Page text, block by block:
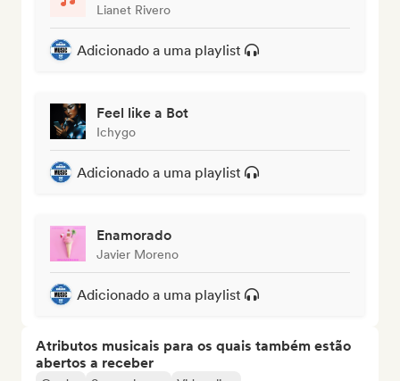
Lianet Rivero
Adicionado a uma playlist
Feel like a Bot
Ichygo
Adicionado a uma playlist
Enamorado
Javier Moreno
Adicionado a uma playlist
Atributos musicais para os quais também estão
abertos a receber